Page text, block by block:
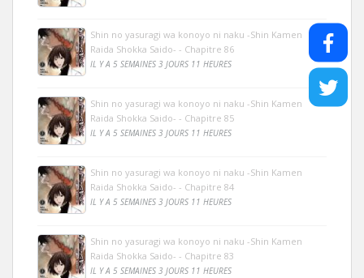
Shin no yasuragi wa konoyo ni naku -Shin Kamen
Raida Shokka Saido- - Chapitre 86
IL Y A 5 SEMAINES 3 JOURS 11 HEURES
Shin no yasuragi wa konoyo ni naku -Shin Kamen
Raida Shokka Saido- - Chapitre 85
IL Y A 5 SEMAINES 3 JOURS 11 HEURES
Shin no yasuragi wa konoyo ni naku -Shin Kamen
Raida Shokka Saido- - Chapitre 84
IL Y A 5 SEMAINES 3 JOURS 11 HEURES
Shin no yasuragi wa konoyo ni naku -Shin Kamen
Raida Shokka Saido- - Chapitre 83
IL Y A 5 SEMAINES 3 JOURS 11 HEURES